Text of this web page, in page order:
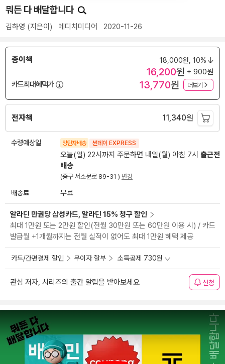
뭐든 다 배달합니다
김하영 (지은이) 메디치미디어 2020-11-26
종이책 18,000원, 10%
16,200원 + 900원
카드최대혜택가
13,770원 더보기
전자책 11,340원
수령예상일 양탄자배송 썬데이 EXPRESS
오늘(일) 22시까지 주문하면 내일(월) 아침 7시 출근전
배송
(중구 서소문로 89-31 ) 변경
배송료 무료
알라딘 만권당 삼성카드, 알라딘 15% 청구 할인
최대 1만원 또는 2만원 할인(전월 30만원 또는 60만원 이용 시) / 카드
발급월 +1개월까지는 전월 실적이 없어도 최대 1만원 혜택 제공
카드/간편결제 할인 무이자 할부 소득공제 730원
관심 저자, 시리즈의 출간 알림을 받아보세요 신청